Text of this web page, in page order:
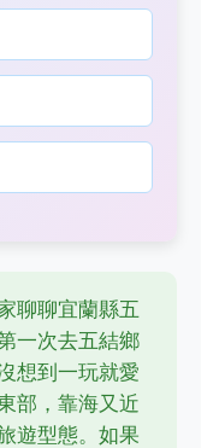
聊聊宜蘭縣五
一次去五結鄉
想到一玩就愛
部，靠海又近
遊型態。如果